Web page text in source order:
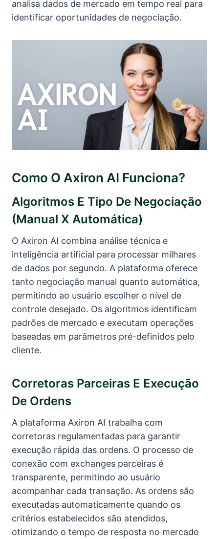
analisa dados de mercado em tempo real para
identificar oportunidades de negociação.
Como O Axiron AI Funciona?
Algoritmos E Tipo De Negociação
(manual X Automática)
O Axiron AI combina análise técnica e
inteligência artificial para processar milhares
de dados por segundo. A plataforma oferece
tanto negociação manual quanto automática,
permitindo ao usuário escolher o nível de
controle desejado. Os algoritmos identificam
padrões de mercado e executam operações
baseadas em parâmetros pré-definidos pelo
cliente.
Corretoras Parceiras E Execução
De Ordens
A plataforma Axiron AI trabalha com
corretoras regulamentadas para garantir
execução rápida das ordens. O processo de
conexão com exchanges parceiras é
transparente, permitindo ao usuário
acompanhar cada transação. As ordens são
executadas automaticamente quando os
critérios estabelecidos são atendidos,
otimizando o tempo de resposta no mercado